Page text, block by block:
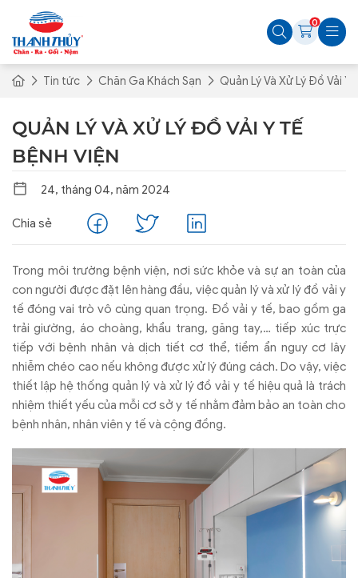
0
Tin tức Chăn Ga Khách Sạn Quản Lý Và Xử Lý Đồ Vải Y
QUẢN LÝ VÀ XỬ LÝ ĐỒ VẢI Y TẾ
BỆNH VIỆN
24, tháng 04, năm 2024
Chia sẻ
Trong môi trường bệnh viện, nơi sức khỏe và sự an toàn của
con người được đặt lên hàng đầu, việc quản lý và xử lý đồ vải y
tế đóng vai trò vô cùng quan trọng. Đồ vải y tế, bao gồm ga
trải giường, áo choàng, khẩu trang, găng tay,… tiếp xúc trực
tiếp với bệnh nhân và dịch tiết cơ thể, tiềm ẩn nguy cơ lây
nhiễm chéo cao nếu không được xử lý đúng cách. Do vậy, việc
thiết lập hệ thống quản lý và xử lý đồ vải y tế hiệu quả là trách
nhiệm thiết yếu của mỗi cơ sở y tế nhằm đảm bảo an toàn cho
bệnh nhân, nhân viên y tế và cộng đồng.